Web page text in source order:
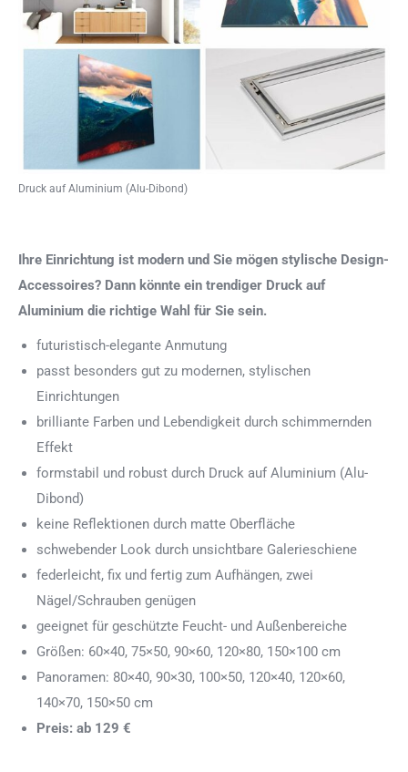
Druck auf Aluminium (Alu-Dibond)
Ihre Einrichtung ist modern und Sie mögen stylische Design-
Accessoires? Dann könnte ein trendiger Druck auf
Aluminium die richtige Wahl für Sie sein.
futuristisch-elegante Anmutung
passt besonders gut zu modernen, stylischen
Einrichtungen
brilliante Farben und Lebendigkeit durch schimmernden
Effekt
formstabil und robust durch Druck auf Aluminium (Alu-
Dibond)
keine Reflektionen durch matte Oberfläche
schwebender Look durch unsichtbare Galerieschiene
federleicht, fix und fertig zum Aufhängen, zwei
Nägel/Schrauben genügen
geeignet für geschützte Feucht- und Außenbereiche
Größen: 60×40, 75×50, 90×60, 120×80, 150×100 cm
Panoramen: 80×40, 90×30, 100×50, 120×40, 120×60,
140×70, 150×50 cm
Preis: ab 129 €